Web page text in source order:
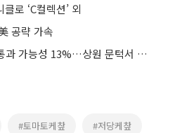
로 ‘C컬렉션’ 외
공략 가속
美 클래리티 법안 연내 통과 가능성 13%…상원 문턱서 제동
#토마토케챂 #저당케챂